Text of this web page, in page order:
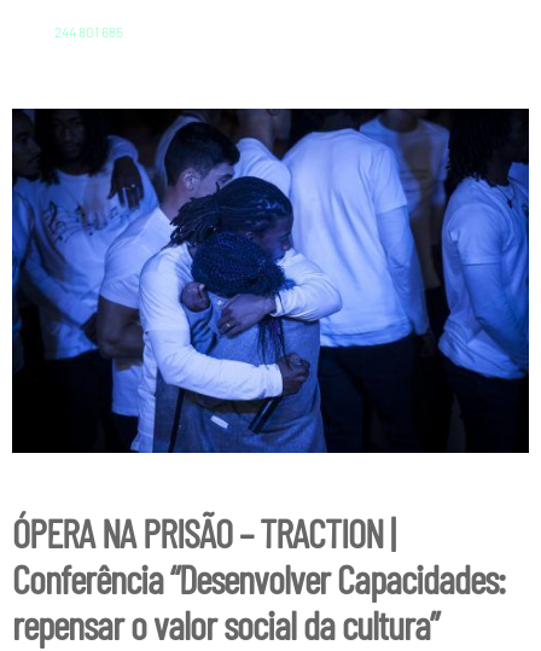
244 801 685
ÓPERA NA PRISÃO – TRACTION |
Conferência “Desenvolver Capacidades:
repensar o valor social da cultura”